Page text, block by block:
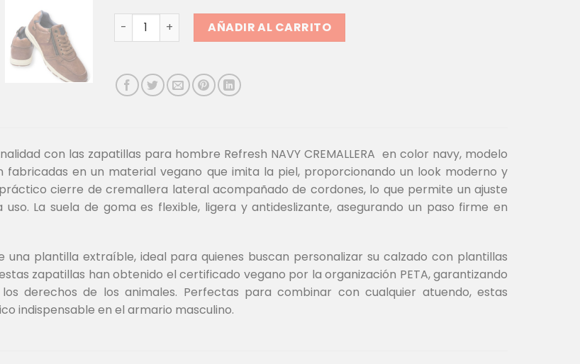
ZAPATILLA HOMBRE REFRESH NAVY CREMALLERA 172223 | DISEÑO VEGANO Y CONFORT
AÑADIR AL CARRITO
con las zapatillas para hombre Refresh NAVY CREMALLERA en color navy, modelo
fabricadas en un material vegano que imita la piel, proporcionando un look moderno y
cierre de cremallera lateral acompañado de cordones, lo que permite un ajuste
La suela de goma es flexible, ligera y antideslizante, asegurando un paso firme en
una plantilla extraíble, ideal para quienes buscan personalizar su calzado con plantillas
zapatillas han obtenido el certificado vegano por la organización PETA, garantizando
derechos de los animales. Perfectas para combinar con cualquier atuendo, estas
indispensable en el armario masculino.